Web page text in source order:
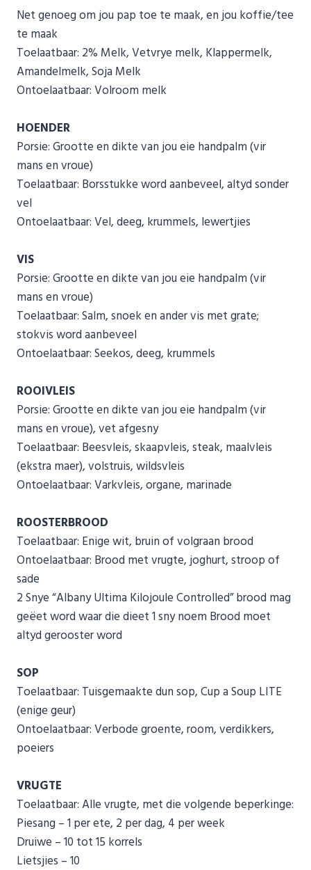
Net genoeg om jou pap toe te maak, en jou koffie/tee
te maak
Toelaatbaar: 2% Melk, Vetvrye melk, Klappermelk,
Amandelmelk, Soja Melk
Ontoelaatbaar: Volroom melk
HOENDER
Porsie: Grootte en dikte van jou eie handpalm (vir
mans en vroue)
Toelaatbaar: Borsstukke word aanbeveel, altyd sonder
vel
Ontoelaatbaar: Vel, deeg, krummels, lewertjies
VIS
Porsie: Grootte en dikte van jou eie handpalm (vir
mans en vroue)
Toelaatbaar: Salm, snoek en ander vis met grate;
stokvis word aanbeveel
Ontoelaatbaar: Seekos, deeg, krummels
ROOIVLEIS
Porsie: Grootte en dikte van jou eie handpalm (vir
mans en vroue), vet afgesny
Toelaatbaar: Beesvleis, skaapvleis, steak, maalvleis
(ekstra maer), volstruis, wildsvleis
Ontoelaatbaar: Varkvleis, organe, marinade
ROOSTERBROOD
Toelaatbaar: Enige wit, bruin of volgraan brood
Ontoelaatbaar: Brood met vrugte, joghurt, stroop of
sade
2 Snye “Albany Ultima Kilojoule Controlled” brood mag
geëet word waar die dieet 1 sny noem Brood moet
altyd gerooster word
SOP
Toelaatbaar: Tuisgemaakte dun sop, Cup a Soup LITE
(enige geur)
Ontoelaatbaar: Verbode groente, room, verdikkers,
poeiers
VRUGTE
Toelaatbaar: Alle vrugte, met die volgende beperkinge:
Piesang – 1 per ete, 2 per dag, 4 per week
Druiwe – 10 tot 15 korrels
Lietsjies – 10